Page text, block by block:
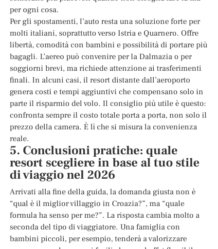
per ogni cosa.
Per gli spostamenti, l’auto resta una soluzione forte per
molti italiani, soprattutto verso Istria e Quarnero. Offre
libertà, comodità con bambini e possibilità di portare più
bagagli. L’aereo può convenire per la Dalmazia o per
soggiorni brevi, ma richiede attenzione ai trasferimenti
finali. In alcuni casi, il resort distante dall’aeroporto
genera costi e tempi aggiuntivi che compensano solo in
parte il risparmio del volo. Il consiglio più utile è questo:
confronta sempre il costo totale porta a porta, non solo il
prezzo della camera. È lì che si misura la convenienza
reale.
5. Conclusioni pratiche: quale
resort scegliere in base al tuo stile
di viaggio nel 2026
Arrivati alla fine della guida, la domanda giusta non è
“qual è il miglior villaggio in Croazia?”, ma “quale
formula ha senso per me?”. La risposta cambia molto a
seconda del tipo di viaggiatore. Una famiglia con
bambini piccoli, per esempio, tenderà a valorizzare